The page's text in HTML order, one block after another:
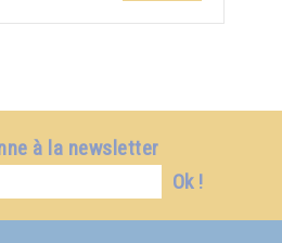
à la newsletter
Ok !